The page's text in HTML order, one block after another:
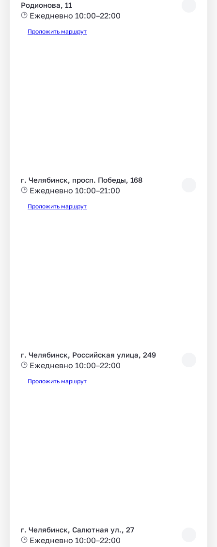
Родионова, 11
Ежедневно 10:00–22:00
Проложить маршрут
г. Челябинск, просп. Победы, 168
Ежедневно 10:00–21:00
Проложить маршрут
г. Челябинск, Российская улица, 249
Ежедневно 10:00–22:00
Проложить маршрут
г. Челябинск, Салютная ул., 27
Ежедневно 10:00–22:00